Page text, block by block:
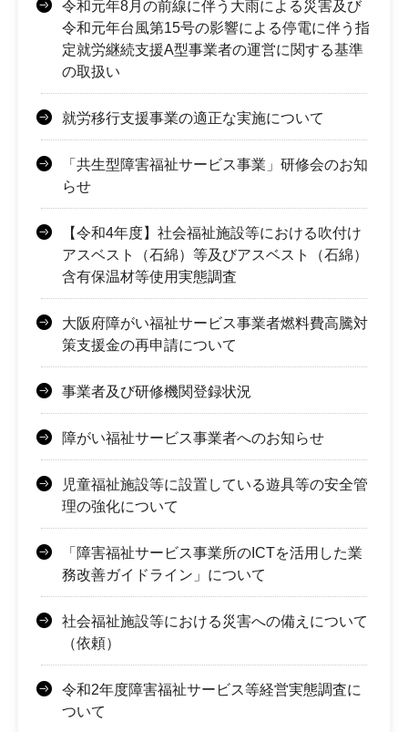
令和元年8月の前線に伴う大雨による災害及び
令和元年台風第15号の影響による停電に伴う指
定就労継続支援A型事業者の運営に関する基準
の取扱い
就労移行支援事業の適正な実施について
「共生型障害福祉サービス事業」研修会のお知
らせ
【令和4年度】社会福祉施設等における吹付け
アスベスト（石綿）等及びアスベスト（石綿）
含有保温材等使用実態調査
大阪府障がい福祉サービス事業者燃料費高騰対
策支援金の再申請について
事業者及び研修機関登録状況
障がい福祉サービス事業者へのお知らせ
児童福祉施設等に設置している遊具等の安全管
理の強化について
「障害福祉サービス事業所のICTを活用した業
務改善ガイドライン」について
社会福祉施設等における災害への備えについて
（依頼）
令和2年度障害福祉サービス等経営実態調査に
ついて